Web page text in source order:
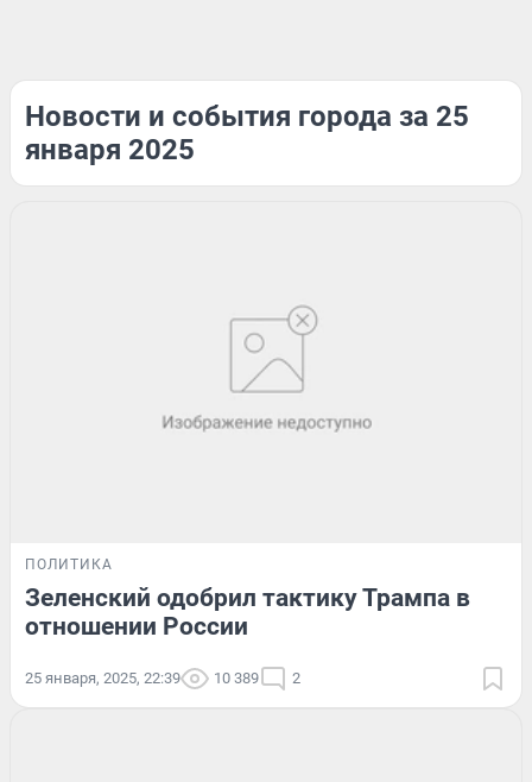
Новости и события города за 25
января 2025
ПОЛИТИКА
Зеленский одобрил тактику Трампа в
отношении России
25 января, 2025, 22:39 10 389 2